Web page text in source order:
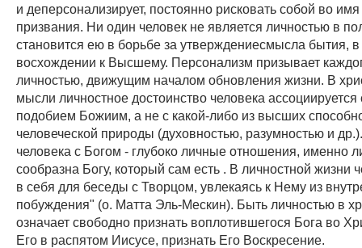
и деперсонализирует, постоянно рисковать собой во
призвания. Ни один человек не является личностью в
становится ею в борьбе за утверждениесмысла бытия,
восхождении к Высшему. Персонализм призывает
личностью, движущим началом обновления жизни. В
мысли личностное достоинство человека
подобием Божиим, а не с какой-либо из высших
человеческой природы (духовностью, разумностью и
человека с Богом - глубоко личные отношения, именно
сообразна Богу, который сам есть . В личностной жизни
в себя для беседы с Творцом, увлекаясь к Нему из
побуждения" (о. Матта Эль-Мескин). Быть личностью в
означает свободно признать воплотившегося Бога во
Его в распятом Иисусе, признать Его Воскресение.